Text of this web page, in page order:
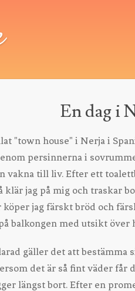
En dag i
"town house" i Nerja i
persinnerna i
vakna till liv. Efter ett
klär jag på mig och traskar
köper jag färskt bröd och
balkongen med utsikt över
gäller det att bestämma
det är så fint väder får
längst bort. Efter en